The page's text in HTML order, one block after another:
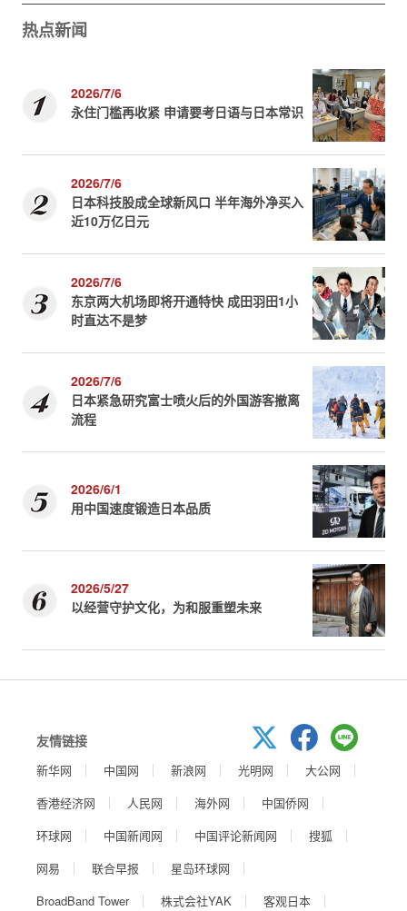
热点新闻
2026/7/6
永住门槛再收紧 申请要考日语与日本常识
2026/7/6
日本科技股成全球新风口 半年海外净买入
近10万亿日元
2026/7/6
东京两大机场即将开通特快 成田羽田1小
时直达不是梦
2026/7/6
日本紧急研究富士喷火后的外国游客撤离
流程
2026/6/1
用中国速度锻造日本品质
2026/5/27
以经营守护文化，为和服重塑未来
友情链接
新华网 中国网 新浪网 光明网
大公网
香港经济网
人民网 海外网
中国侨网
环球网
中国新闻网 中国评论新闻网
搜狐
网易
联合早报
星岛环球网
BroadBand Tower
株式会社YAK
客观日本